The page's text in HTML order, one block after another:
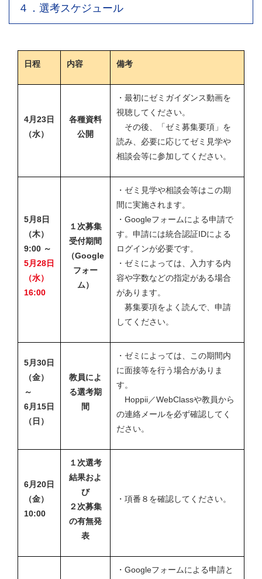
４．選考スケジュール
日程 内容 備考
4月23日
（水）
各種資料
公開
・最初にゼミガイダンス動画を
視聴してください。
その後、「ゼミ募集要項」を
読み、必要に応じてゼミ見学や
相談会等に参加してください。
5月8日
（木）
9:00 ～
5月28日
（水）
16:00
１次募集
受付期間
（Google
フォー
ム）
・ゼミ見学や相談会等はこの期
間に実施されます。
・Googleフォームによる申請で
す。申請には統合認証IDによる
ログインが必要です。
・ゼミによっては、入力する内
容や字数などの指定がある場合
があります。
募集要項をよく読んで、申請
してください。
5月30日
（金）
～
6月15日
（日）
教員によ
る選考期
間
・ゼミによっては、この期間内
に面接等を行う場合がありま
す。
Hoppii／WebClassや教員から
の連絡メールを必ず確認してく
ださい。
6月20日
（金）
10:00
１次選考
結果およ
び
２次募集
の有無発
表
・項番８を確認してください。
・Googleフォームによる申請と